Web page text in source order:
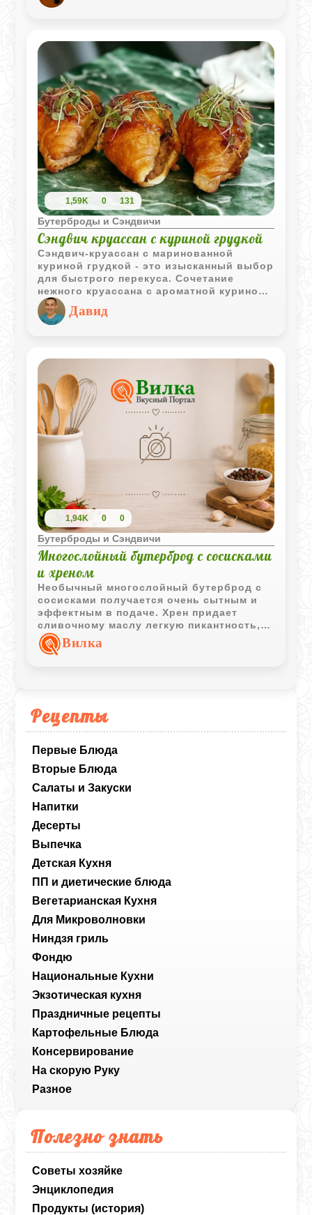
Рецепты
Первые Блюда
Вторые Блюда
Салаты и Закуски
Напитки
Десерты
Выпечка
Детская Кухня
ПП и диетические блюда
Вегетарианская Кухня
Для Микроволновки
Ниндзя гриль
Фондю
Национальные Кухни
Экзотическая кухня
Праздничные рецепты
Картофельные Блюда
Консервирование
На скорую Руку
Разное
Полезно знать
Советы хозяйке
Энциклопедия
Продукты (история)
объединяет. Получается ярко, свежо и
1,59K 0 131
Бутерброды и Сэндвичи
Сэндвич круассан с куриной грудкой
Сэндвич-круассан с маринованной
куриной грудкой - это изысканный выбор
для быстрого перекуса. Сочетание
нежного круассана с ароматной куриной
грудкой, со свежим поджаренным
баклажаном создает гармоничный вкус,
который удовлетворит любой
Давид
1,94K 0 0
Бутерброды и Сэндвичи
Многослойный бутерброд с сосисками
и хреном
Необычный многослойный бутерброд с
сосисками получается очень сытным и
эффектным в подаче. Хрен придает
сливочному маслу легкую пикантность, а
зеленый горошек и огурцы делают вкус
более свежим и ярким.
Вилка